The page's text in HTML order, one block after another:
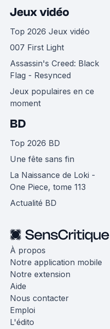
Jeux vidéo
Top 2026 Jeux vidéo
007 First Light
Assassin's Creed: Black
Flag - Resynced
Jeux populaires en ce
moment
BD
Top 2026 BD
Une fête sans fin
La Naissance de Loki -
One Piece, tome 113
Actualité BD
À propos
Notre application mobile
Notre extension
Aide
Nous contacter
Emploi
L'édito